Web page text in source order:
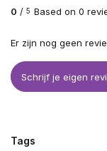
0 / 5 Based on 0
Er zijn nog geen
Schrijf je eigen
Tags